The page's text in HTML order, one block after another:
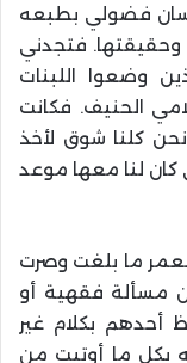
فضولي بطبعه
وحقيقتها. فتجدني
وضعوا اللبنات
الحنيف. فكانت
كلنا شوق لأخذ
كان لنا معها موعد
ما بلغت وصرت
مسألة فقهية أو
أحدهم بكلام غير
بكل ما أوتيت من